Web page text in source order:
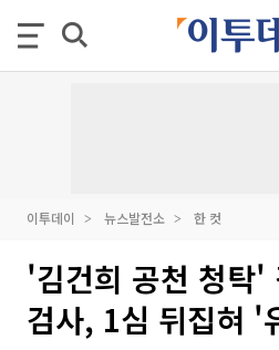
이투데이 뉴스발전소 한 컷
'김건희 공천 청탁'
검사, 1심 뒤집혀 '